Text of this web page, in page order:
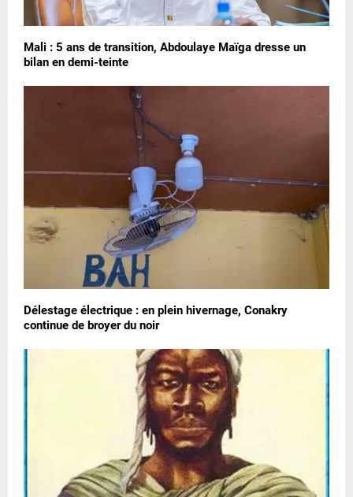
Mali : 5 ans de transition, Abdoulaye Maïga dresse un
bilan en demi-teinte
Délestage électrique : en plein hivernage, Conakry
continue de broyer du noir